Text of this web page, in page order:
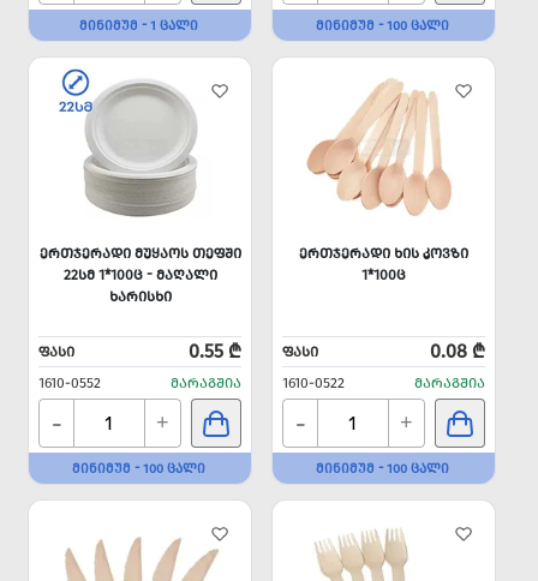
ᲛᲘᲜᲘᲛᲣᲛ - 1 ᲪᲐᲚᲘ ᲛᲘᲜᲘᲛᲣᲛ - 100 ᲪᲐᲚᲘ
ᲔᲠᲗᲯᲔᲠᲐᲓᲘ ᲛᲣᲧᲐᲝᲡ ᲗᲔᲤᲨᲘ
22ᲡᲛ 1*100Ც - ᲛᲐᲦᲐᲚᲘ
ᲮᲐᲠᲘᲡᲮᲘ
ᲤᲐᲡᲘ 0.55 ₾
1610-0552 ᲛᲐᲠᲐᲒᲨᲘᲐ
- +
ᲛᲘᲜᲘᲛᲣᲛ - 100 ᲪᲐᲚᲘ
ᲔᲠᲗᲯᲔᲠᲐᲓᲘ ᲮᲘᲡ ᲙᲝᲕᲖᲘ
1*100Ც
ᲤᲐᲡᲘ 0.08 ₾
1610-0522 ᲛᲐᲠᲐᲒᲨᲘᲐ
- +
ᲛᲘᲜᲘᲛᲣᲛ - 100 ᲪᲐᲚᲘ